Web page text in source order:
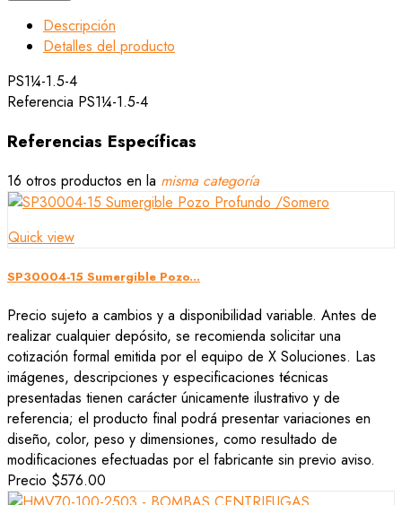
Descripción
Detalles del producto
PS1¼-1.5-4
Referencia PS1¼-1.5-4
Referencias Específicas
16 otros productos en la misma categoría
Quick view
SP30004-15 Sumergible Pozo...
Precio sujeto a cambios y a disponibilidad variable. Antes de
realizar cualquier depósito, se recomienda solicitar una
cotización formal emitida por el equipo de X Soluciones. Las
imágenes, descripciones y especificaciones técnicas
presentadas tienen carácter únicamente ilustrativo y de
referencia; el producto final podrá presentar variaciones en
diseño, color, peso y dimensiones, como resultado de
modificaciones efectuadas por el fabricante sin previo aviso.
Precio $576.00